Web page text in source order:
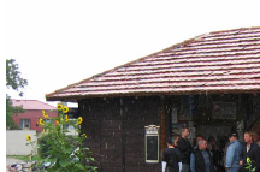
© 2026 eStránky.cz